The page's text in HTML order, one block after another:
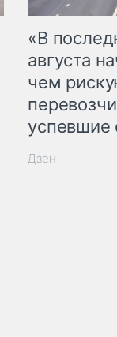
«В
августа
чем
успевшие
Дзен